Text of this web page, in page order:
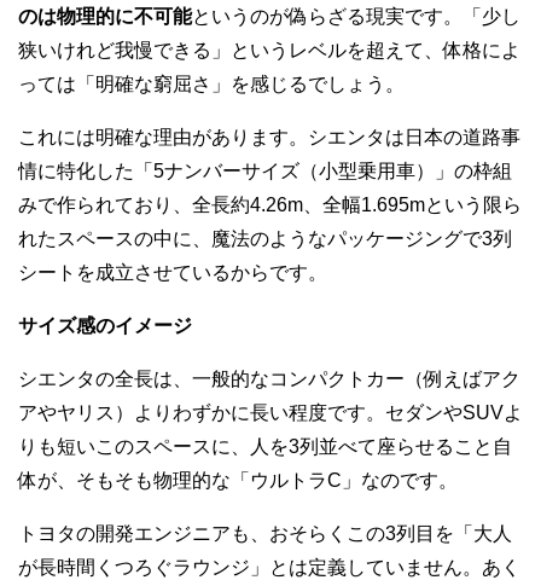
のは物理的に不可能というのが偽らざる現実です。「少し
狭いけれど我慢できる」というレベルを超えて、体格によ
っては「明確な窮屈さ」を感じるでしょう。
これには明確な理由があります。シエンタは日本の道路事
情に特化した「5ナンバーサイズ（小型乗用車）」の枠組
みで作られており、全長約4.26m、全幅1.695mという限ら
れたスペースの中に、魔法のようなパッケージングで3列
シートを成立させているからです。
サイズ感のイメージ
シエンタの全長は、一般的なコンパクトカー（例えばアク
アやヤリス）よりわずかに長い程度です。セダンやSUVよ
りも短いこのスペースに、人を3列並べて座らせること自
体が、そもそも物理的な「ウルトラC」なのです。
トヨタの開発エンジニアも、おそらくこの3列目を「大人
が長時間くつろぐラウンジ」とは定義していません。あく